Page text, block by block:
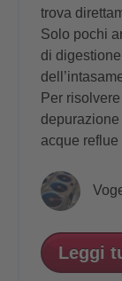
trova
Solo pochi
di
Per
acque
Leggi